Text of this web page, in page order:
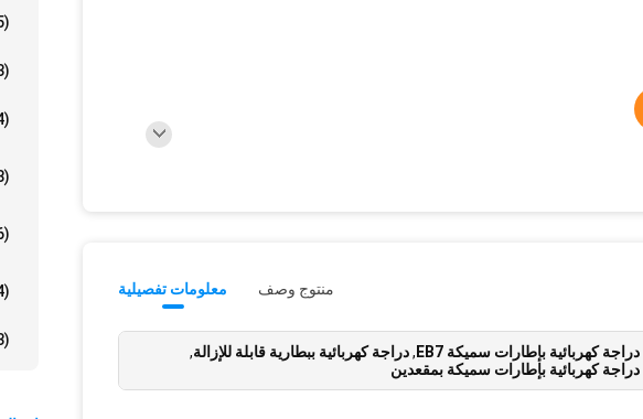
(15)
(33)
(34)
(8)
(6)
(4)
(3)
معلومات تفصيلية منتوج وصف
دراجة كهربائية بإطارات سميكة EB7 ,دراجة كهربائية ببطارية قابلة للإزالة,
دراجة كهربائية بإطارات سميكة بمقعدين